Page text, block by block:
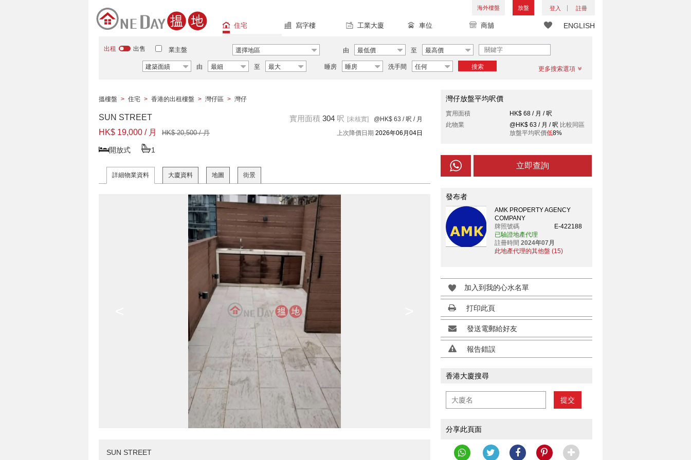
海外樓盤 放盤 登入 註冊
ENGLISH
住宅 寫字樓 工業大廈 車位 商舖
出租 出售 業主盤 選擇地區 由 最低價 至 最高價
建築面績 由 最細 至 最大 睡房 睡房 洗手間 任何 搜索 更多搜索選項
搵樓盤 > 住宅 > 香港的出租樓盤 > 灣仔區 > 灣仔
SUN STREET
HK$ 19,000 / 月
HK$ 20,500 / 月
開放式 1
實用面積 304 呎 [未核實] @HK$ 63 / 呎 / 月
上次降價日期 2026年06月04日
詳細物業資料 大廈資料 地圖 街景
SUN STREET
灣仔放盤平均呎價
實用面積
HK$ 68 / 月 / 呎
此物業
@HK$ 63 / 月 / 呎 比較同區
放盤平均呎價低8%
立即查詢
發布者
AMK PROPERTY AGENCY
COMPANY
牌照號碼
E-422188
已驗證地產代理
註冊時間 2024年07月
此地產代理的其他盤 (15)
加入到我的心水名單
打印此頁
發送電郵給好友
報告錯誤
香港大廈搜尋
提交
分享此頁面